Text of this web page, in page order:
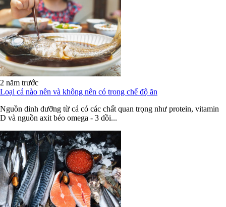
2 năm trước
Loại cá nào nên và không nên có trong chế độ ăn
Nguồn dinh dưỡng từ cá có các chất quan trọng như protein, vitamin
D và nguồn axit béo omega - 3 dồi...